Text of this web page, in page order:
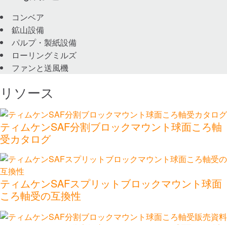
ギアおよび駆動システム
精密歯車
コンベア
鉱山設備
パルプ・製紙設備
ローリングミルズ
ファンと送風機
リソース
ティムケンSAF分割ブロックマウント球面ころ軸
受カタログ
ティムケンSAFスプリットブロックマウント球面
ころ軸受の互換性